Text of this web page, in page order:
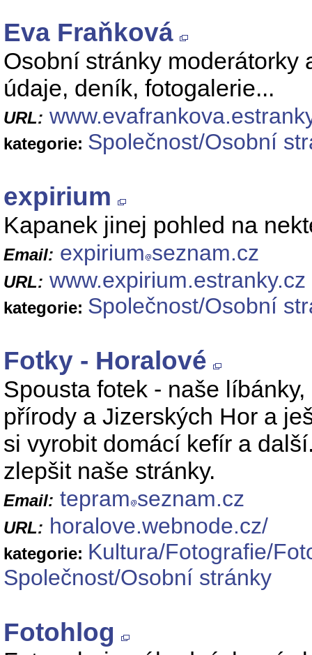
Eva Fraňková
Osobní stránky moderátorky
údaje, deník, fotogalerie...
URL:
kategorie: Společnost/Osobní
expirium
Kapanek jinej pohled na
Email: expirium seznam.cz
URL: www.expirium.estranky.cz
kategorie: Společnost/Osobní
Fotky - Horalové
Spousta fotek - naše
přírody a Jizerských Hor a
si vyrobit domácí kefír a
zlepšit naše stránky.
Email: tepram seznam.cz
URL: horalove.webnode.cz/
kategorie: Kultura/Fotografie/
Společnost/Osobní stránky
Fotohlog